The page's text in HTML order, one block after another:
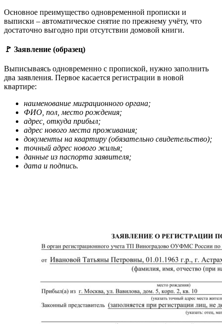
Основное преимущество одновременной прописки и
выписки – автоматическое снятие по прежнему учёту, что
достаточно выгодно при отсутствии домовой книги.
🚩 Заявление (образец)
Выписываясь одновременно с пропиской, нужно заполнить
два заявления. Первое касается регистрации в новой
квартире:
наименование миграционного органа;
ФИО, пол, место рождения;
адрес, откуда прибыл;
адрес нового места проживания;
документы на квартиру (обязательно свидетельство);
точный адрес нового жилья;
данные из паспорта заявителя;
дата и подпись.